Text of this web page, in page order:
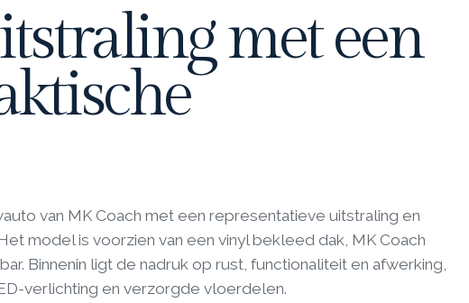
met een
van MK Coach met een representatieve uitstraling en
model is voorzien van een vinyl bekleed dak, MK Coach
Binnenin ligt de nadruk op rust, functionaliteit en afwerking,
verlichting en verzorgde vloerdelen.